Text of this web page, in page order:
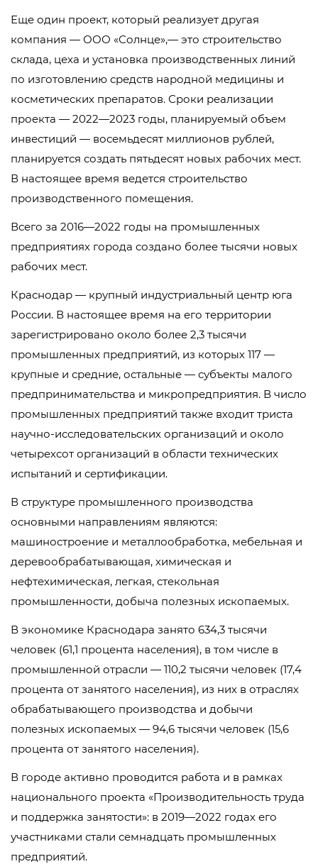
Еще один проект, который реализует другая
компания — ООО «Солнце»,— это строительство
склада, цеха и установка производственных линий
по изготовлению средств народной медицины и
косметических препаратов. Сроки реализации
проекта — 2022—2023 годы, планируемый объем
инвестиций — восемьдесят миллионов рублей,
планируется создать пятьдесят новых рабочих мест.
В настоящее время ведется строительство
производственного помещения.
Всего за 2016—2022 годы на промышленных
предприятиях города создано более тысячи новых
рабочих мест.
Краснодар — крупный индустриальный центр юга
России. В настоящее время на его территории
зарегистрировано около более 2,3 тысячи
промышленных предприятий, из которых 117 —
крупные и средние, остальные — субъекты малого
предпринимательства и микропредприятия. В число
промышленных предприятий также входит триста
научно-исследовательских организаций и около
четырехсот организаций в области технических
испытаний и сертификации.
В структуре промышленного производства
основными направлениям являются:
машиностроение и металлообработка, мебельная и
деревообрабатывающая, химическая и
нефтехимическая, легкая, стекольная
промышленности, добыча полезных ископаемых.
В экономике Краснодара занято 634,3 тысячи
человек (61,1 процента населения), в том числе в
промышленной отрасли — 110,2 тысячи человек (17,4
процента от занятого населения), из них в отраслях
обрабатывающего производства и добычи
полезных ископаемых — 94,6 тысячи человек (15,6
процента от занятого населения).
В городе активно проводится работа и в рамках
национального проекта «Производительность труда
и поддержка занятости»: в 2019—2022 годах его
участниками стали семнадцать промышленных
предприятий.